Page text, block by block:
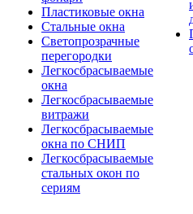
Пластиковые окна
Стальные окна
Светопрозрачные
перегородки
Легкосбрасываемые
окна
Легкосбрасываемые
витражи
Легкосбрасываемые
окна по СНИП
Легкосбрасываемые
стальных окон по
сериям